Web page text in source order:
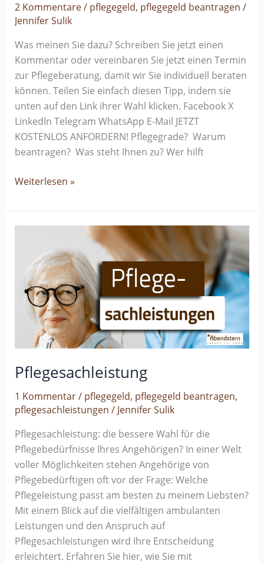
2 Kommentare/ pflegegeld, pflegegeld beantragen /
Jennifer Sulik
Was meinen Sie dazu? Schreiben Sie jetzt einen
Kommentar oder vereinbaren Sie jetzt einen Termin
zur Pflegeberatung, damit wir Sie individuell beraten
können. Teilen Sie einfach diesen Tipp, indem sie
unten auf den Link ihrer Wahl klicken. Facebook X
LinkedIn Telegram WhatsApp E-Mail JETZT
KOSTENLOS ANFORDERN! Pflegegrade? Warum
beantragen? Was steht Ihnen zu? Wer hilft
Weiterlesen »
Pflegesachleistung
1 Kommentar/ pflegegeld, pflegegeld beantragen,
pflegesachleistungen / Jennifer Sulik
Pflegesachleistung: die bessere Wahl für die
Pflegebedürfnisse Ihres Angehörigen? In einer Welt
voller Möglichkeiten stehen Angehörige von
Pflegebedürftigen oft vor der Frage: Welche
Pflegeleistung passt am besten zu meinem Liebsten?
Mit einem Blick auf die vielfältigen ambulanten
Leistungen und den Anspruch auf
Pflegesachleistungen wird Ihre Entscheidung
erleichtert. Erfahren Sie hier, wie Sie mit